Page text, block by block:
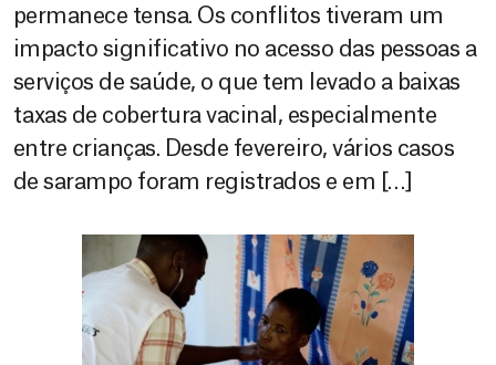
permanece tensa. Os conflitos tiveram um
impacto significativo no acesso das pessoas a
serviços de saúde, o que tem levado a baixas
taxas de cobertura vacinal, especialmente
entre crianças. Desde fevereiro, vários casos
de sarampo foram registrados e em […]